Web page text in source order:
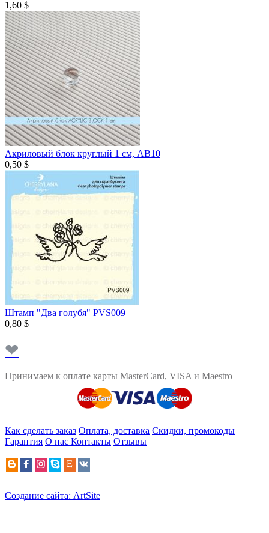
1,60 $
Акриловый блок круглый 1 см, AB10
0,50 $
Штамп "Два голубя" PVS009
0,80 $
❤
Принимаем к оплате карты MasterCard, VISA и Maestro
Как сделать заказ Оплата, доставка Скидки, промокоды
Гарантия О нас Контакты Отзывы
Создание сайта: ArtSite